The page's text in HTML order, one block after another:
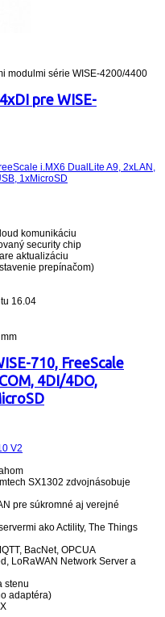
modulmi série WISE-4200/4400
pre WISE-
komunikáciu
security chip
aktualizáciu
prepínačom)
16.04
710, FreeScale
4DI/4DO,
SX1302 zdvojnásobuje
pre súkromné ​​aj verejné
ako Actility, The Things
BacNet, OPCUA
LoRaWAN Network Server a
stenu
adaptéra)